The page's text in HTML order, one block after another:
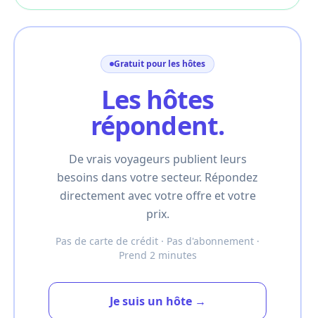
Gratuit pour les hôtes
Les hôtes
répondent.
De vrais voyageurs publient leurs
besoins dans votre secteur. Répondez
directement avec votre offre et votre
prix.
Pas de carte de crédit · Pas d'abonnement ·
Prend 2 minutes
Je suis un hôte →